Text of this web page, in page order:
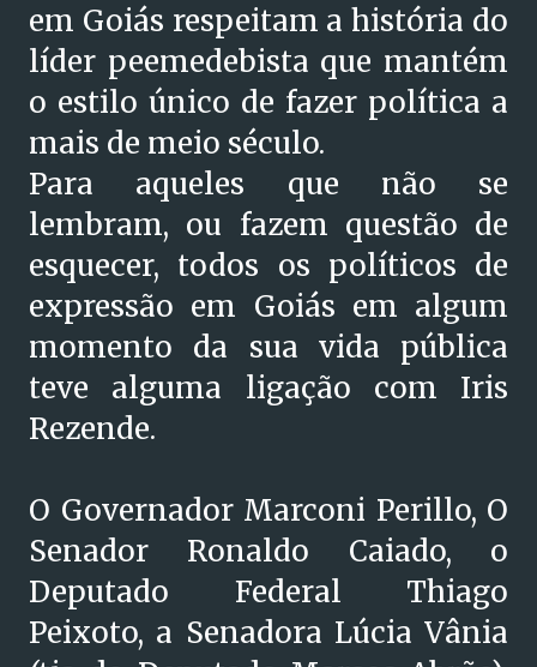
em Goiás respeitam a história do
líder peemedebista que mantém
o estilo único de fazer política a
mais de meio século.
Para aqueles que não se
lembram, ou fazem questão de
esquecer, todos os políticos de
expressão em Goiás em algum
momento da sua vida pública
teve alguma ligação com Iris
Rezende.
O Governador Marconi Perillo, O
Senador Ronaldo Caiado, o
Deputado Federal Thiago
Peixoto, a Senadora Lúcia Vânia